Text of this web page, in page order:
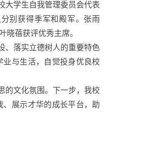
大学生自我管理委员会代表
别获得季军和殿军。张雨
晓蓓获评优秀主席。
、落实立德树人的重要特色
业与生活，自觉投身优良校
的文化氛围。下一步，我校
展示才华的成长平台，助